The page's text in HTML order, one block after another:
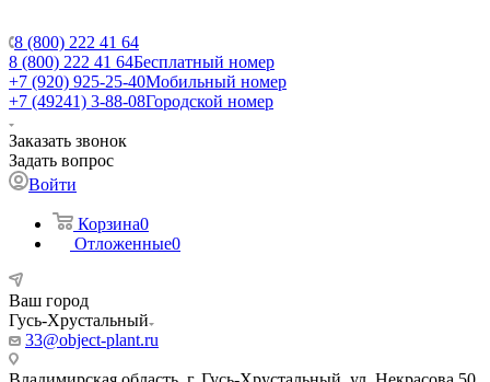
8 (800) 222 41 64
8 (800) 222 41 64Бесплатный номер
+7 (920) 925-25-40Мобильный номер
+7 (49241) 3-88-08Городской номер
Заказать звонок
Задать вопрос
Войти
Корзина0
Отложенные0
Ваш город
Гусь-Хрустальный
33@object-plant.ru